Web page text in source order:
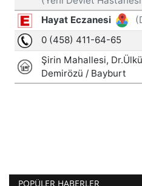
POPÜLER HABERLER